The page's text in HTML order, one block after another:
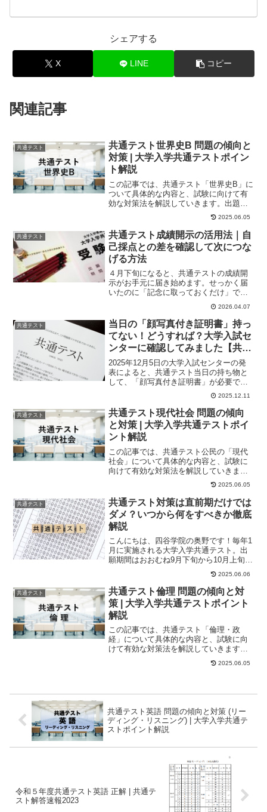
シェアする
X LINE コピー
関連記事
共通テスト
共通テスト世界史B 問題の傾向と
対策 | 大学入学共通テストポイン
ト解説
この記事では、共通テスト「世界史B」に
ついて具体的な内容と、試験に向けて有
効な対策法を解説していきます。出題内
容共通テスト「世界史B」は、大問5つで
2025.06.05
共通テスト
共通テスト成績開示の活用法｜自
己採点との差を確認して次につな
げる方法
４月下旬になると、共通テストの成績開
示がお手元に届き始めます。せっかく届
いたのに「記念に取っておくだけ」で終
わってしまうのは、少しもったいないか
2026.04.07
共通テスト
当日の「顔写真付き証明書」持っ
てない！どうすれば？大学入試セ
ンターに確認してみました【共通
テスト2026】
2025年12月5日の大学入試センターの発
表によると、共通テスト当日の持ち物と
して、「顔写真付き証明書」が必要であ
るということがわかりました。「顔写真
2025.12.11
共通テスト
共通テスト現代社会 問題の傾向
と対策 | 大学入学共通テストポイ
ント解説
この記事では、共通テスト公民の「現代
社会」について具体的な内容と、試験に
向けて有効な対策法を解説していきま
す。出題内容共通テスト「現代社会」
2025.06.05
共通テスト
共通テスト対策は直前期だけでは
ダメ？いつから何をすべきか徹底
解説
こんにちは、四谷学院の奥野です！毎年1
月に実施される大学入学共通テスト。出
願期間はおおむね9月下旬から10月上旬
ですが、「対策に取り組むのは直前期
2025.06.06
共通テスト
共通テスト倫理 問題の傾向と対
策 | 大学入学共通テストポイント
解説
この記事では、共通テスト「倫理・政
経」について具体的な内容と、試験に向
けて有効な対策法を解説していきます。
出題内容共通テスト「倫理・政経」は、
2025.06.05
共通テスト英語 問題の傾向と対策 (リー
ディング・リスニング) | 大学入学共通テ
ストポイント解説
令和５年度共通テスト英語 正解 | 共通テ
スト解答速報2023